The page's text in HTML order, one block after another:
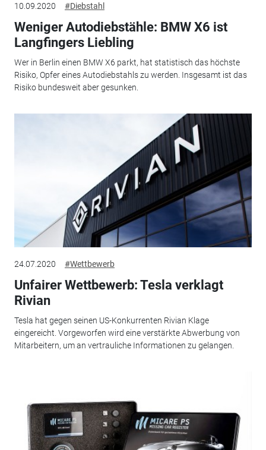
10.09.2020 #Diebstahl
Weniger Autodiebstähle: BMW X6 ist
Langfingers Liebling
Wer in Berlin einen BMW X6 parkt, hat statistisch das höchste
Risiko, Opfer eines Autodiebstahls zu werden. Insgesamt ist das
Risiko bundesweit aber gesunken.
24.07.2020 #Wettbewerb
Unfairer Wettbewerb: Tesla verklagt
Rivian
Tesla hat gegen seinen US-Konkurrenten Rivian Klage
eingereicht. Vorgeworfen wird eine verstärkte Abwerbung von
Mitarbeitern, um an vertrauliche Informationen zu gelangen.